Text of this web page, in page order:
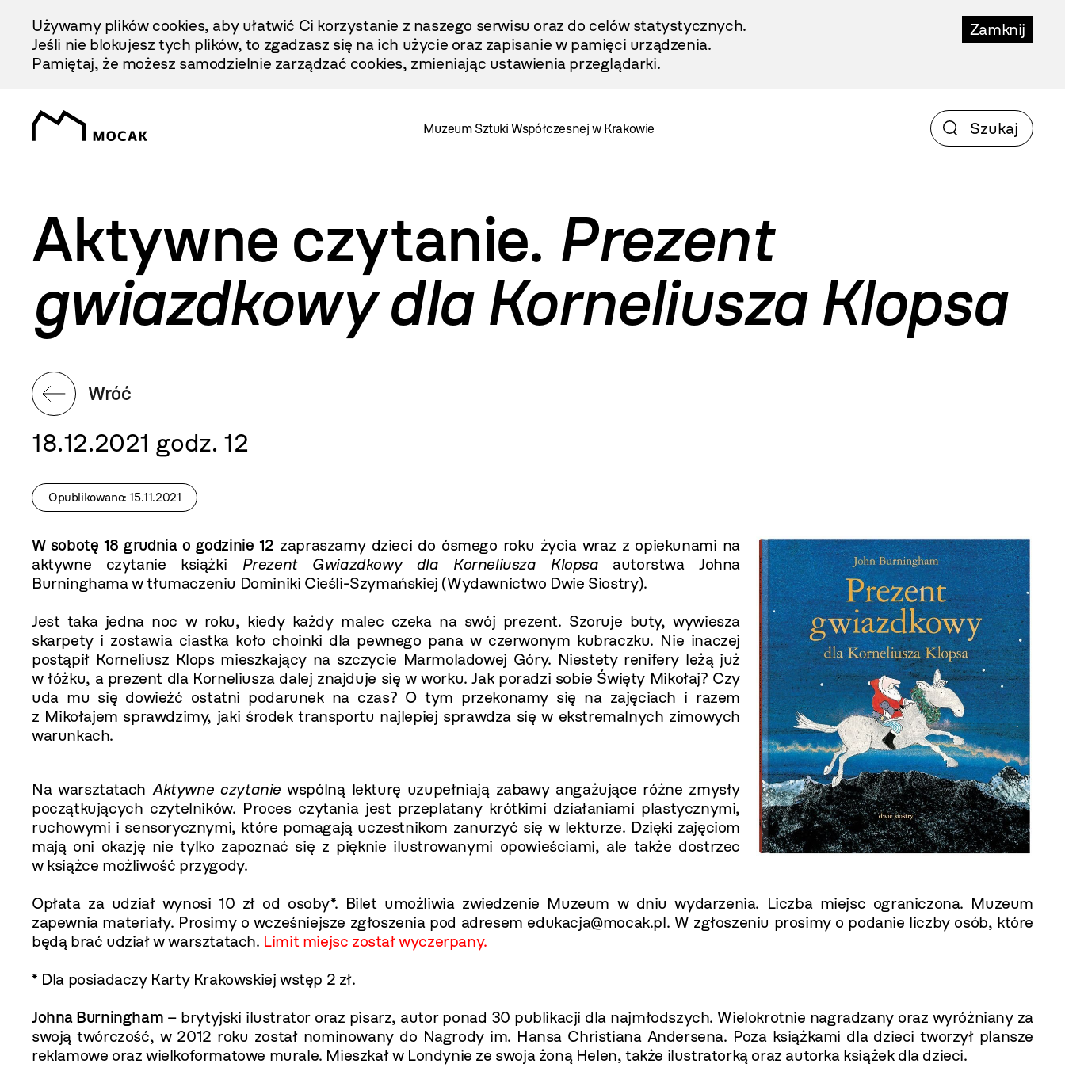
Treści
Zamknij
Używamy plików cookies, aby ułatwić Ci korzystanie z naszego serwisu oraz do celów statystycznych.
Jeśli nie blokujesz tych plików, to zgadzasz się na ich użycie oraz zapisanie w pamięci urządzenia.
Pamiętaj, że możesz samodzielnie zarządzać cookies, zmieniając ustawienia przeglądarki.
Muzeum Sztuki Współczesnej w Krakowie
Aktywne czytanie. Prezent
gwiazdkowy dla Korneliusza Klopsa
Wróć
18.12.2021 godz. 12
Opublikowano: 15.11.2021
W sobotę 18 grudnia o godzinie 12 zapraszamy dzieci do ósmego roku życia wraz z opiekunami na
aktywne czytanie książki Prezent Gwiazdkowy dla Korneliusza Klopsa autorstwa Johna
Burninghama w tłumaczeniu Dominiki Cieśli-Szymańskiej (Wydawnictwo Dwie Siostry).
Jest taka jedna noc w roku, kiedy każdy malec czeka na swój prezent. Szoruje buty, wywiesza
skarpety i zostawia ciastka koło choinki dla pewnego pana w czerwonym kubraczku. Nie inaczej
postąpił Korneliusz Klops mieszkający na szczycie Marmoladowej Góry. Niestety renifery leżą już
w łóżku, a prezent dla Korneliusza dalej znajduje się w worku. Jak poradzi sobie Święty Mikołaj? Czy
uda mu się dowieźć ostatni podarunek na czas? O tym przekonamy się na zajęciach i razem
z Mikołajem sprawdzimy, jaki środek transportu najlepiej sprawdza się w ekstremalnych zimowych
warunkach.
Na warsztatach Aktywne czytanie wspólną lekturę uzupełniają zabawy angażujące różne zmysły
początkujących czytelników. Proces czytania jest przeplatany krótkimi działaniami plastycznymi,
ruchowymi i sensorycznymi, które pomagają uczestnikom zanurzyć się w lekturze. Dzięki zajęciom
mają oni okazję nie tylko zapoznać się z pięknie ilustrowanymi opowieściami, ale także dostrzec
w książce możliwość przygody.
Opłata za udział wynosi 10 zł od osoby*. Bilet umożliwia zwiedzenie Muzeum w dniu wydarzenia. Liczba miejsc ograniczona. Muzeum
zapewnia materiały. Prosimy o wcześniejsze zgłoszenia pod adresem edukacja@mocak.pl. W zgłoszeniu prosimy o podanie liczby osób, które
będą brać udział w warsztatach. Limit miejsc został wyczerpany.
* Dla posiadaczy Karty Krakowskiej wstęp 2 zł.
Johna Burningham – brytyjski ilustrator oraz pisarz, autor ponad 30 publikacji dla najmłodszych. Wielokrotnie nagradzany oraz wyróżniany za
swoją twórczość, w 2012 roku został nominowany do Nagrody im. Hansa Christiana Andersena. Poza książkami dla dzieci tworzył plansze
reklamowe oraz wielkoformatowe murale. Mieszkał w Londynie ze swoja żoną Helen, także ilustratorką oraz autorka książek dla dzieci.